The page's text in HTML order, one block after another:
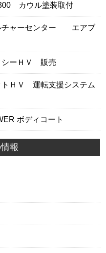
カウル塗装取付
チャーセンター エアブ
ーＨＶ 販売
ＨＶ 運転支援システム
ボディコート
報